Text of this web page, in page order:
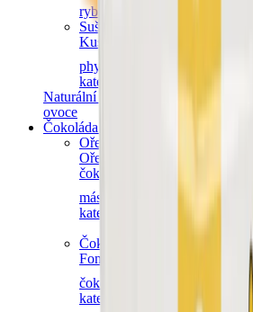
rybíz
Sušené bobule a plody
Kustovnice čínská goji
physalis
kategorie
Naturální sušené ovoce
Ovoce bez
ovoce
Čokoláda a sladkosti
Ořechy v čokoládě
Ořechy v hořké čokoládě
čokoládě
Ořechy v bílé
másla s čokoládou
Ořechový
kategorie
Čokoládové mlsání
Fondány a nugáty
čokoláda
kategorie